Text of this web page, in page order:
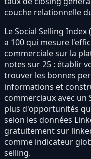
couche relationnelle
Le Social Selling
a 100 qui mesure
commerciale sur la
notes sur 25 : établir
trouver les bonnes
informations et
commerciaux avec un
plus d'opportunités
selon les données
gratuitement sur
comme indicateur
selling.